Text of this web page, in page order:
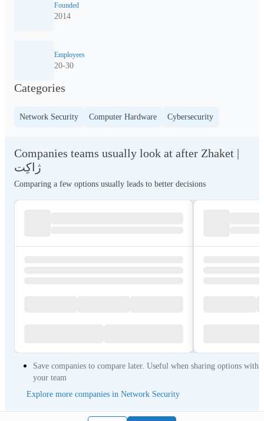
Founded
2014
Employees
20-30
Categories
Network Security Computer Hardware Cybersecurity
Companies teams usually look at after Zhaket |
ژاکِت
Comparing a few options usually leads to better decisions
Save companies to compare later. Useful when sharing options with
your team
Explore more companies in Network Security